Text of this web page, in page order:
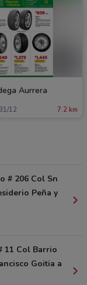
Aurrera
12 7.2 km
# 206 Col Sn
Peña y
11 Col Barrio
Goitia a